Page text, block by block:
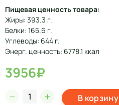
Пищевая ценность товара:
Жиры: 393.3 г.
Белки: 165.6 г.
Углеводы: 644 г.
Энерг. ценность: 6778.1 ккал
3956₽
В корзину